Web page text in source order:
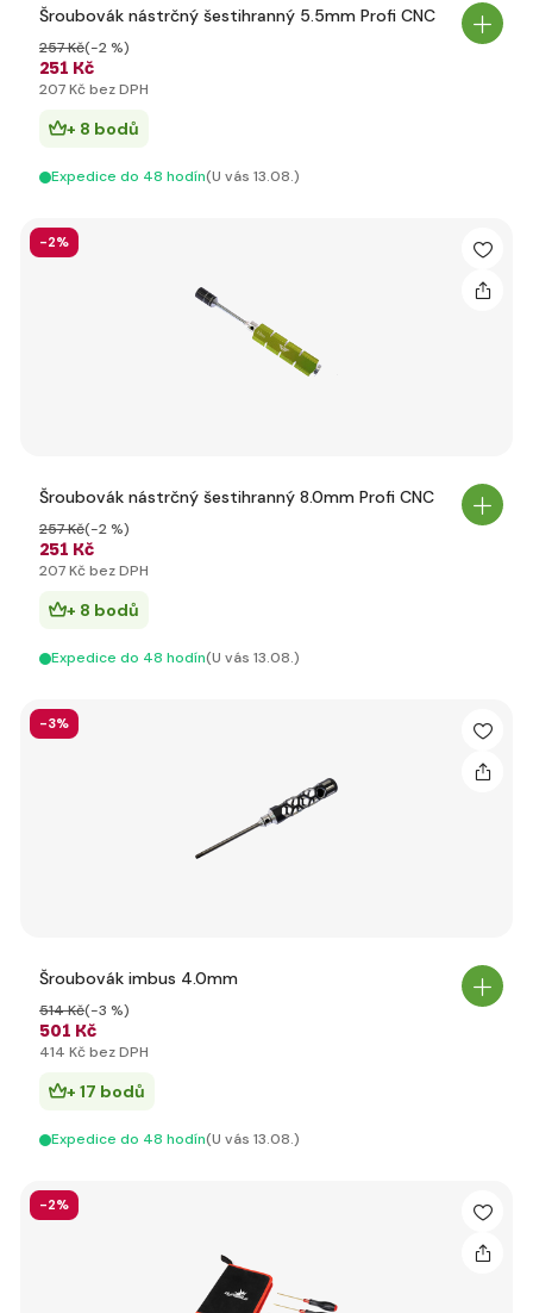
Šroubovák nástrčný šestihranný 5.5mm Profi CNC
251 Kč
257 Kč(-2 %)
207 Kč bez DPH
+ 8 bodů
Expedice do 48 hodín(U vás 13.08.)
-2%
Šroubovák nástrčný šestihranný 8.0mm Profi CNC
251 Kč
257 Kč(-2 %)
207 Kč bez DPH
+ 8 bodů
Expedice do 48 hodín(U vás 13.08.)
-3%
Šroubovák imbus 4.0mm
501 Kč
514 Kč(-3 %)
414 Kč bez DPH
+ 17 bodů
Expedice do 48 hodín(U vás 13.08.)
-2%